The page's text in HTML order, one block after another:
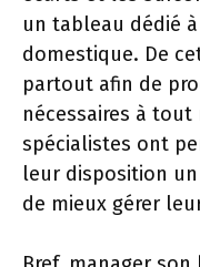
un tableau dédié
domestique. De
partout afin de
nécessaires à
spécialistes ont
leur disposition
de mieux gérer